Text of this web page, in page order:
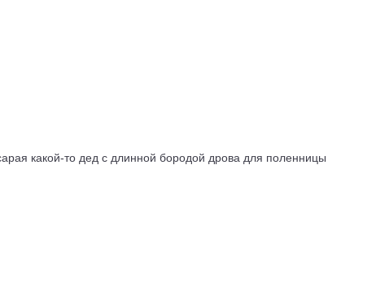
какой-то дед с длинной бородой дрова для поленницы